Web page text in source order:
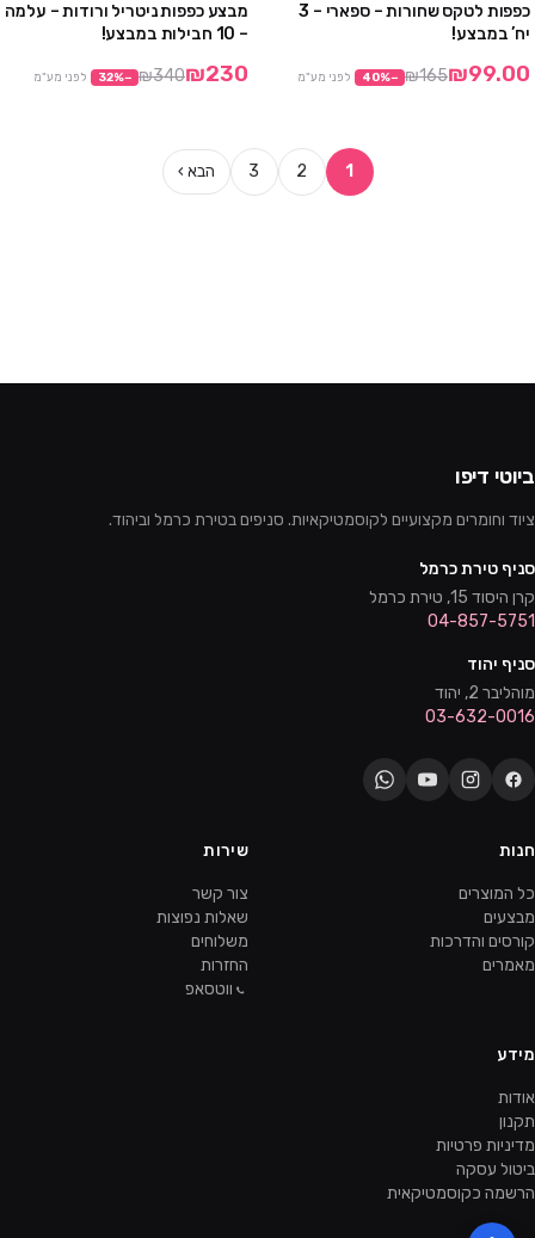
כפפות לטקס שחורות – ספארי – 3
יח’ במבצע!
₪99.00
₪165
−
40% לפני מע"מ
מבצע כפפות ניטריל ורודות – עלמה
– 10 חבילות במבצע!
₪230
₪340
−
32% לפני מע"מ
1
2
3 הבא ›
ביוטי דיפו
ציוד וחומרים מקצועיים לקוסמטיקאיות. סניפים בטירת כרמל וביהוד.
סניף טירת כרמל
קרן היסוד 15, טירת כרמל
04-857-5751
סניף יהוד
מוהליבר 2, יהוד
03-632-0016
חנות
כל המוצרים
מבצעים
קורסים והדרכות
מאמרים
שירות
צור קשר
שאלות נפוצות
משלוחים
החזרות
ווטסאפ
מידע
אודות
תקנון
מדיניות פרטיות
ביטול עסקה
הרשמה כקוסמטיקאית